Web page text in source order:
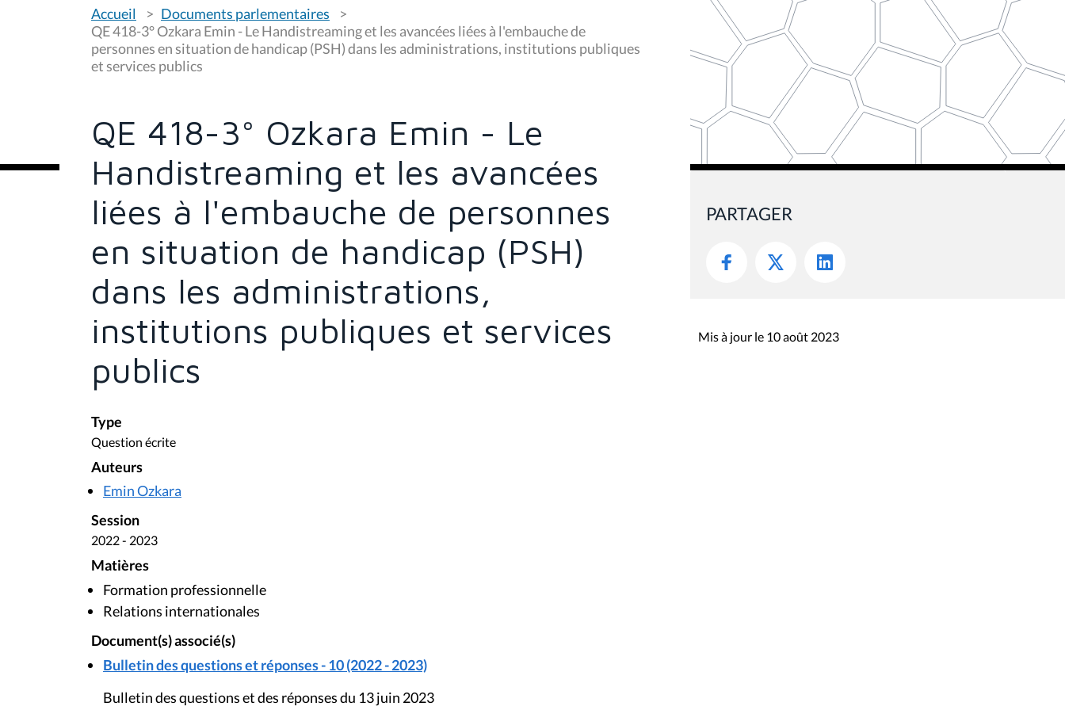
o
u
s
ê
t
Accueil
Documents parlementaires
QE 418-3° Ozkara Emin - Le Handistreaming et les avancées liées à l'embauche de
personnes en situation de handicap (PSH) dans les administrations, institutions publiques
et services publics
QE 418-3° Ozkara Emin - Le
Handistreaming et les avancées
liées à l'embauche de personnes
en situation de handicap (PSH)
dans les administrations,
institutions publiques et services
publics
Type
Question écrite
Auteurs
Emin Ozkara
Session
2022 - 2023
Matières
Formation professionnelle
Relations internationales
Document(s) associé(s)
Bulletin des questions et réponses - 10 (2022 - 2023)
Bulletin des questions et des réponses du 13 juin 2023
PARTAGER
Mis à jour le 10 août 2023